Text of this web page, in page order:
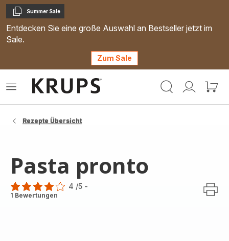
Kopieren
Summer Sale
Entdecken Sie eine große Auswahl an Bestseller jetzt im
Sale.
Zum Sale
Mein
Mein
Das
Rezepte Übersicht
Pasta pronto
Bewertung
4 /5 -
1 Bewertungen